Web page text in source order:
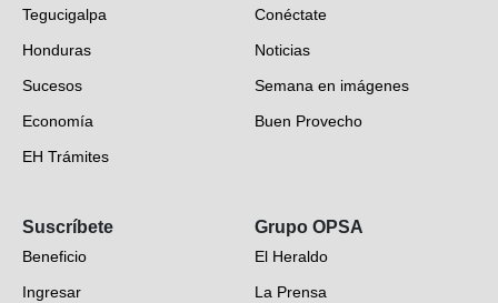
Tegucigalpa
Honduras
Sucesos
Economía
EH Trámites
EH Verifica
Fotogalerías
Deportes
Conéctate
Noticias
Semana en imágenes
Buen Provecho
Suscríbete
Beneficio
Ingresar
Grupo OPSA
El Heraldo
La Prensa